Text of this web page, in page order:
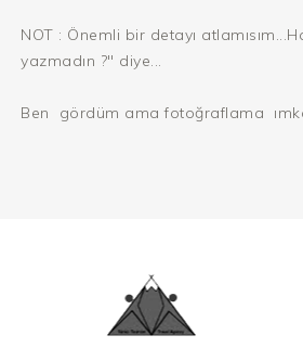
NOT : Önemli bir detayı
yazmadın ?" diye...
Ben gördüm ama fotoğraflama